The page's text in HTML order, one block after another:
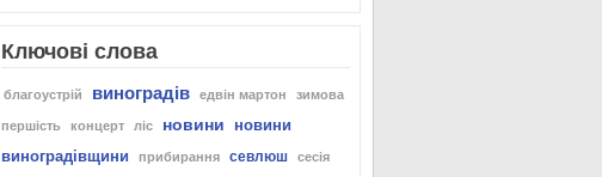
Ключові слова
благоустрій виноградів едвін мартон зимова
першість концерт ліс новини
новини
виноградівщини
прибирання севлюш сесія